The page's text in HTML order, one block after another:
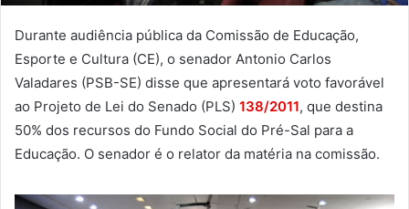
Durante audiência pública da Comissão de Educação,
Esporte e Cultura (CE), o senador Antonio Carlos
Valadares (PSB-SE) disse que apresentará voto favorável
ao Projeto de Lei do Senado (PLS) 138/2011, que destina
50% dos recursos do Fundo Social do Pré-Sal para a
Educação. O senador é o relator da matéria na comissão.